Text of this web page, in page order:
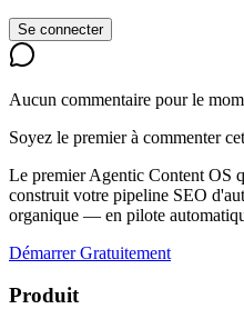
Se connecter
Aucun commentaire pour le
Soyez le premier à commenter
Le premier Agentic Content OS
construit votre pipeline SEO
organique — en pilote
Démarrer Gratuitement
Produit